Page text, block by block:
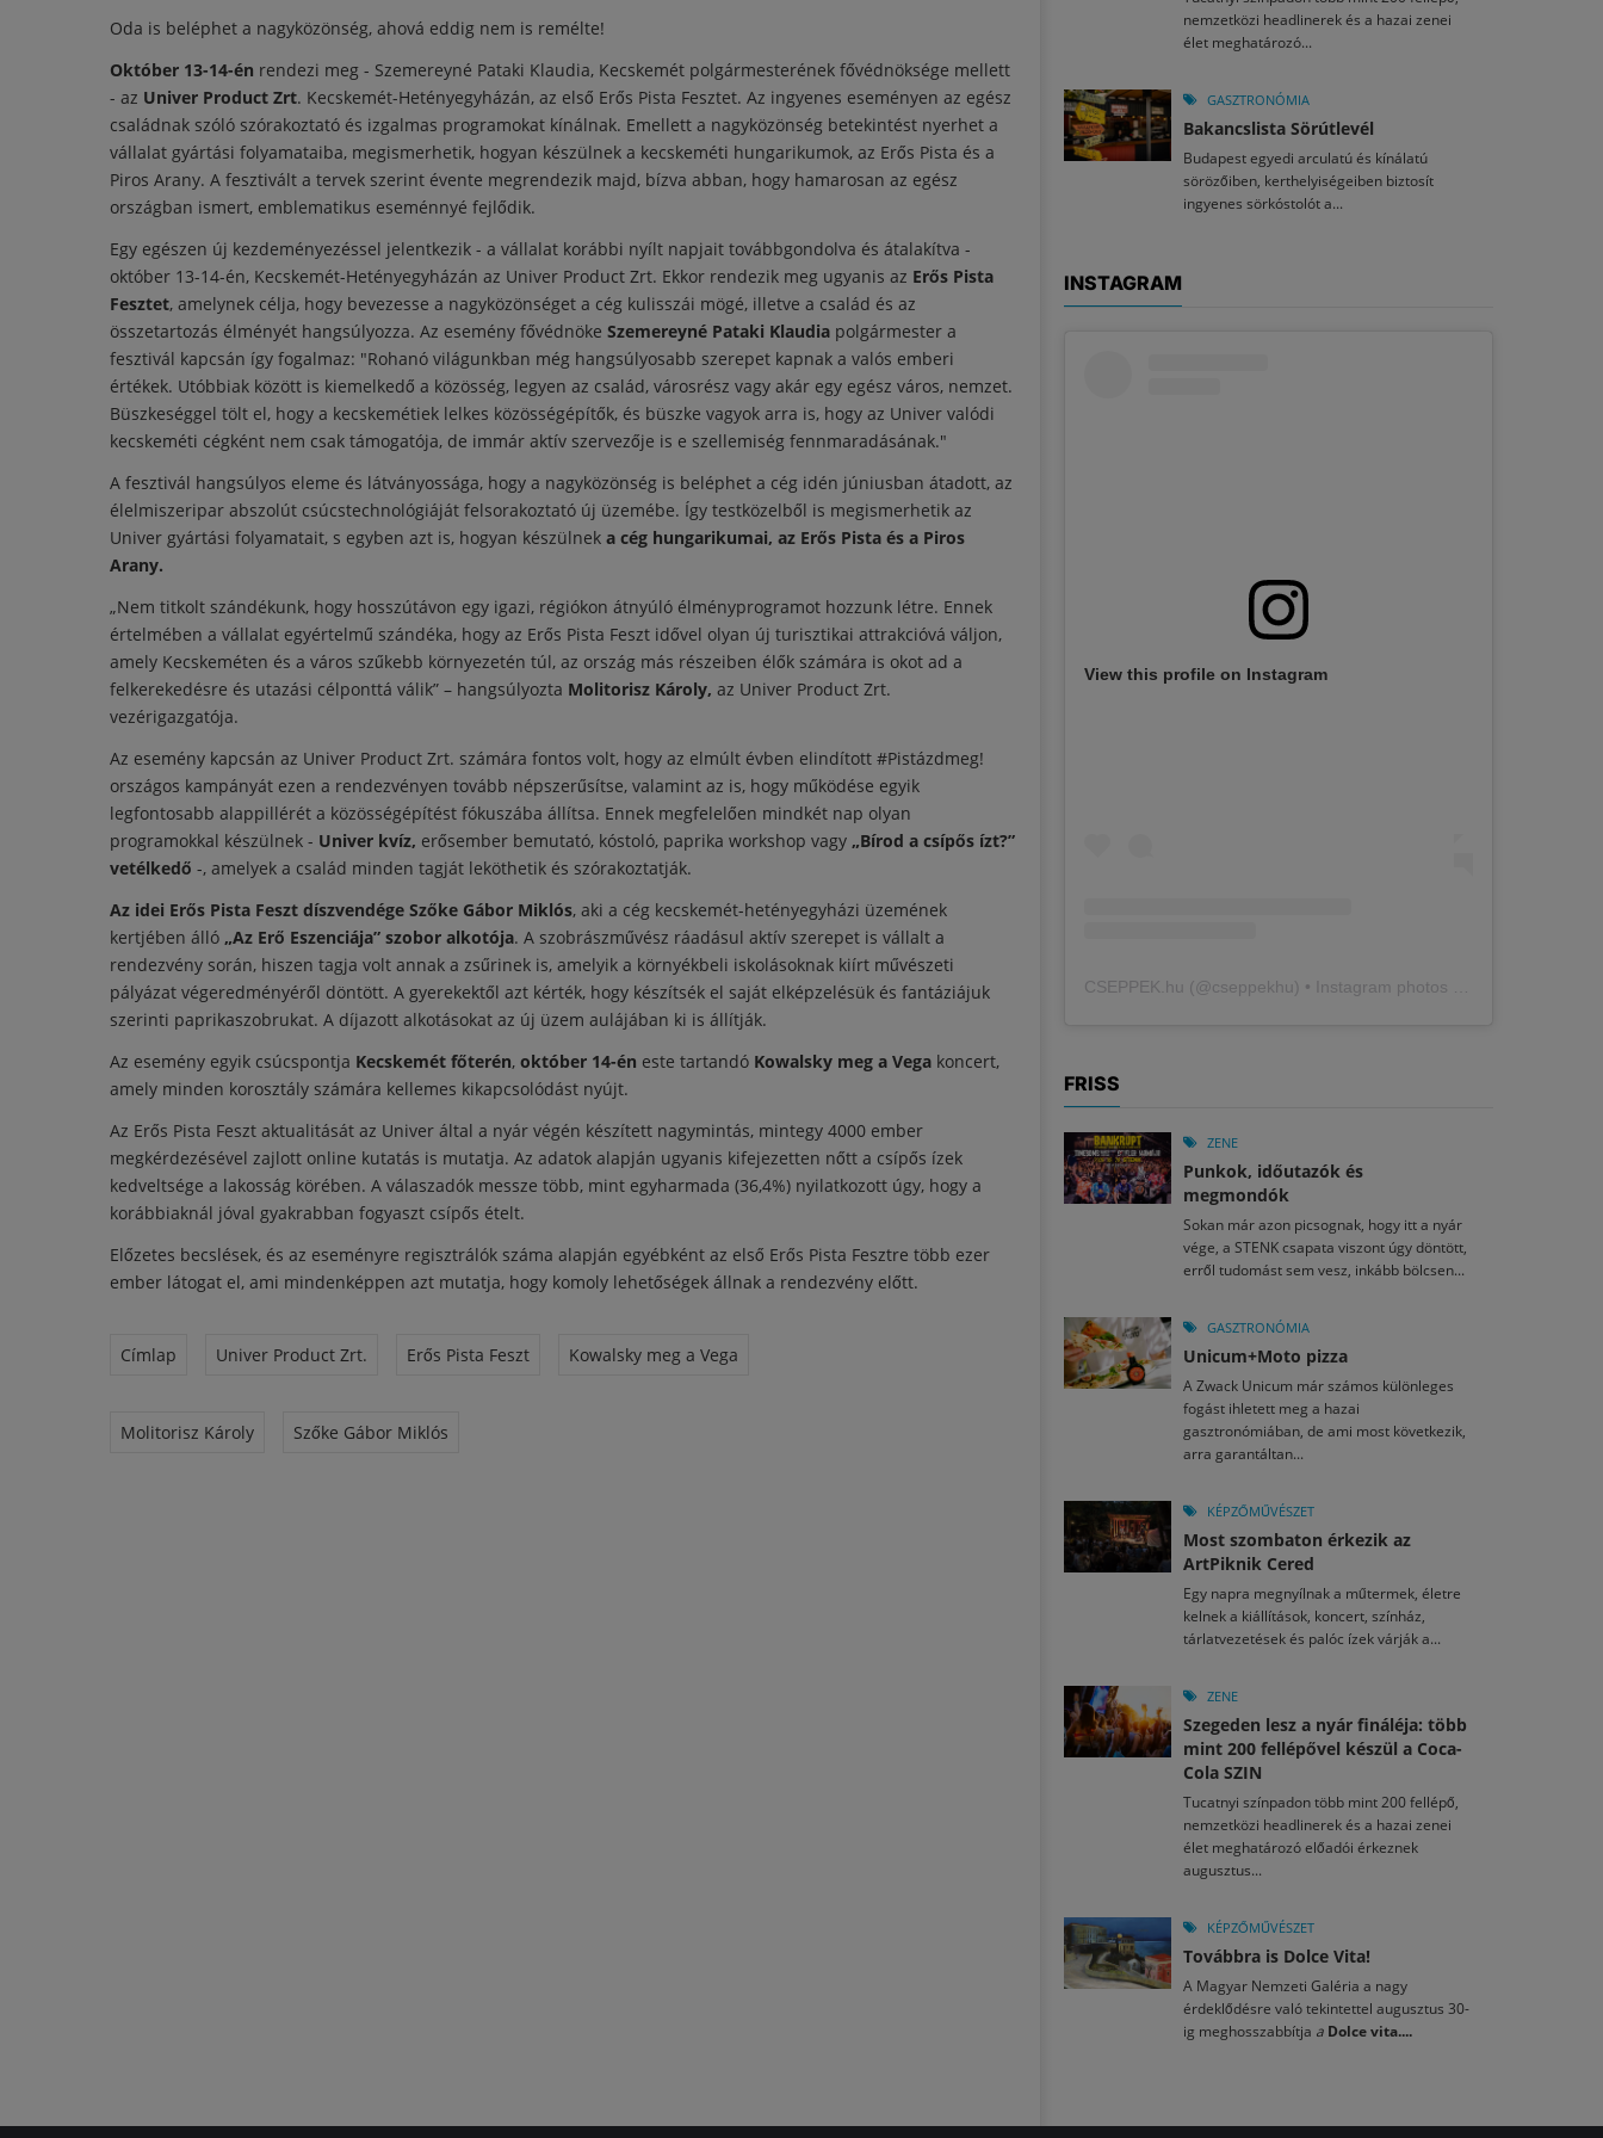
Oda is beléphet a nagyközönség, ahová eddig nem is remélte!
Október 13-14-én rendezi meg - Szemereyné Pataki Klaudia, Kecskemét polgármesterének fővédnöksége mellett
- az Univer Product Zrt. Kecskemét-Hetényegyházán, az első Erős Pista Fesztet. Az ingyenes eseményen az egész
családnak szóló szórakoztató és izgalmas programokat kínálnak. Emellett a nagyközönség betekintést nyerhet a
vállalat gyártási folyamataiba, megismerhetik, hogyan készülnek a kecskeméti hungarikumok, az Erős Pista és a
Piros Arany. A fesztivált a tervek szerint évente megrendezik majd, bízva abban, hogy hamarosan az egész
országban ismert, emblematikus eseménnyé fejlődik.
Egy egészen új kezdeményezéssel jelentkezik - a vállalat korábbi nyílt napjait továbbgondolva és átalakítva -
október 13-14-én, Kecskemét-Hetényegyházán az Univer Product Zrt. Ekkor rendezik meg ugyanis az Erős Pista
Fesztet, amelynek célja, hogy bevezesse a nagyközönséget a cég kulisszái mögé, illetve a család és az
összetartozás élményét hangsúlyozza. Az esemény fővédnöke Szemereyné Pataki Klaudia polgármester a
fesztivál kapcsán így fogalmaz: "Rohanó világunkban még hangsúlyosabb szerepet kapnak a valós emberi
értékek. Utóbbiak között is kiemelkedő a közösség, legyen az család, városrész vagy akár egy egész város, nemzet.
Büszkeséggel tölt el, hogy a kecskemétiek lelkes közösségépítők, és büszke vagyok arra is, hogy az Univer valódi
kecskeméti cégként nem csak támogatója, de immár aktív szervezője is e szellemiség fennmaradásának."
A fesztivál hangsúlyos eleme és látványossága, hogy a nagyközönség is beléphet a cég idén júniusban átadott, az
élelmiszeripar abszolút csúcstechnológiáját felsorakoztató új üzemébe. Így testközelből is megismerhetik az
Univer gyártási folyamatait, s egyben azt is, hogyan készülnek a cég hungarikumai, az Erős Pista és a Piros
Arany.
„Nem titkolt szándékunk, hogy hosszútávon egy igazi, régiókon átnyúló élményprogramot hozzunk létre. Ennek
értelmében a vállalat egyértelmű szándéka, hogy az Erős Pista Feszt idővel olyan új turisztikai attrakcióvá váljon,
amely Kecskeméten és a város szűkebb környezetén túl, az ország más részeiben élők számára is okot ad a
felkerekedésre és utazási célponttá válik” – hangsúlyozta Molitorisz Károly, az Univer Product Zrt.
vezérigazgatója.
Az esemény kapcsán az Univer Product Zrt. számára fontos volt, hogy az elmúlt évben elindított #Pistázdmeg!
országos kampányát ezen a rendezvényen tovább népszerűsítse, valamint az is, hogy működése egyik
legfontosabb alappillérét a közösségépítést fókuszába állítsa. Ennek megfelelően mindkét nap olyan
programokkal készülnek - Univer kvíz, erősember bemutató, kóstoló, paprika workshop vagy „Bírod a csípős ízt?”
vetélkedő -, amelyek a család minden tagját leköthetik és szórakoztatják.
Az idei Erős Pista Feszt díszvendége Szőke Gábor Miklós, aki a cég kecskemét-hetényegyházi üzemének
kertjében álló „Az Erő Eszenciája” szobor alkotója. A szobrászművész ráadásul aktív szerepet is vállalt a
rendezvény során, hiszen tagja volt annak a zsűrinek is, amelyik a környékbeli iskolásoknak kiírt művészeti
pályázat végeredményéről döntött. A gyerekektől azt kérték, hogy készítsék el saját elképzelésük és fantáziájuk
szerinti paprikaszobrukat. A díjazott alkotásokat az új üzem aulájában ki is állítják.
Az esemény egyik csúcspontja Kecskemét főterén, október 14-én este tartandó Kowalsky meg a Vega koncert,
amely minden korosztály számára kellemes kikapcsolódást nyújt.
Az Erős Pista Feszt aktualitását az Univer által a nyár végén készített nagymintás, mintegy 4000 ember
megkérdezésével zajlott online kutatás is mutatja. Az adatok alapján ugyanis kifejezetten nőtt a csípős ízek
kedveltsége a lakosság körében. A válaszadók messze több, mint egyharmada (36,4%) nyilatkozott úgy, hogy a
korábbiaknál jóval gyakrabban fogyaszt csípős ételt.
Előzetes becslések, és az eseményre regisztrálók száma alapján egyébként az első Erős Pista Fesztre több ezer
ember látogat el, ami mindenképpen azt mutatja, hogy komoly lehetőségek állnak a rendezvény előtt.
Címlap Univer Product Zrt. Erős Pista Feszt Kowalsky meg a Vega
Molitorisz Károly Szőke Gábor Miklós
nemzetközi headlinerek és a hazai zenei
élet meghatározó...
GASZTRONÓMIA
Bakancslista Sörútlevél
Budapest egyedi arculatú és kínálatú
sörözőiben, kerthelyiségeiben biztosít
ingyenes sörkóstolót a...
INSTAGRAM
View this profile on Instagram
CSEPPEK.hu (@cseppekhu ) • Instagram photos and videos
FRISS
ZENE
Punkok, időutazók és
megmondók
Sokan már azon picsognak, hogy itt a nyár
vége, a STENK csapata viszont úgy döntött,
erről tudomást sem vesz, inkább bölcsen...
GASZTRONÓMIA
Unicum+Moto pizza
A Zwack Unicum már számos különleges
fogást ihletett meg a hazai
gasztronómiában, de ami most következik,
arra garantáltan...
KÉPZŐMŰVÉSZET
Most szombaton érkezik az
ArtPiknik Cered
Egy napra megnyílnak a műtermek, életre
kelnek a kiállítások, koncert, színház,
tárlatvezetések és palóc ízek várják a...
ZENE
Szegeden lesz a nyár fináléja: több
mint 200 fellépővel készül a Coca-
Cola SZIN
Tucatnyi színpadon több mint 200 fellépő,
nemzetközi headlinerek és a hazai zenei
élet meghatározó előadói érkeznek
augusztus...
KÉPZŐMŰVÉSZET
Továbbra is Dolce Vita!
A Magyar Nemzeti Galéria a nagy
érdeklődésre való tekintettel augusztus 30-
ig meghosszabbítja a Dolce vita....